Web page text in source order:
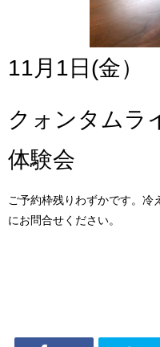
11月1日(金）
クォンタムラ
体験会
ご予約枠残りわずかです。冷
にお問合せください。